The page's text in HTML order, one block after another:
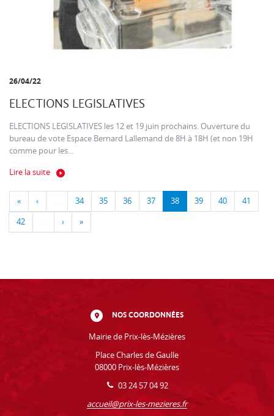
26/04/22
ELECTIONS LEGISLATIVES
ELECTIONS LEGISLATIVES les 12 et 19 juin prochains. Ouverture du
bureau de vote Espace Bernard Lallemand de 8H à 18H (et non 19H
comme pour les...
Lire la suite
« ‹ … 34 35 36 37 38 39 40 41
42 … › »
NOS COORDONNÉES
Mairie de Prix-lès-Mézières
Place Charles de Gaulle
08000 Prix-lès-Mézières
03 24 57 04 92
accueil@prix-les-mezieres.fr